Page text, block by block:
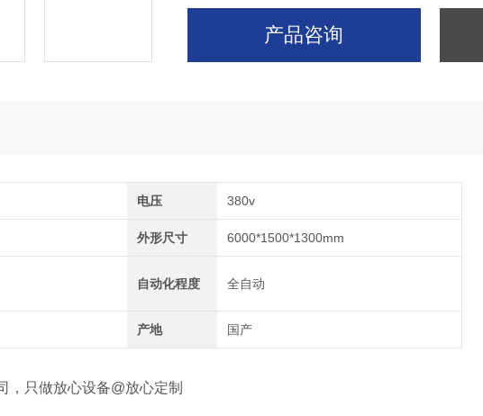
产品咨询
电压 380v
外形尺寸 6000*1500*1300mm
自动化程度 全自动
产地 国产
只做放心设备@放心定制